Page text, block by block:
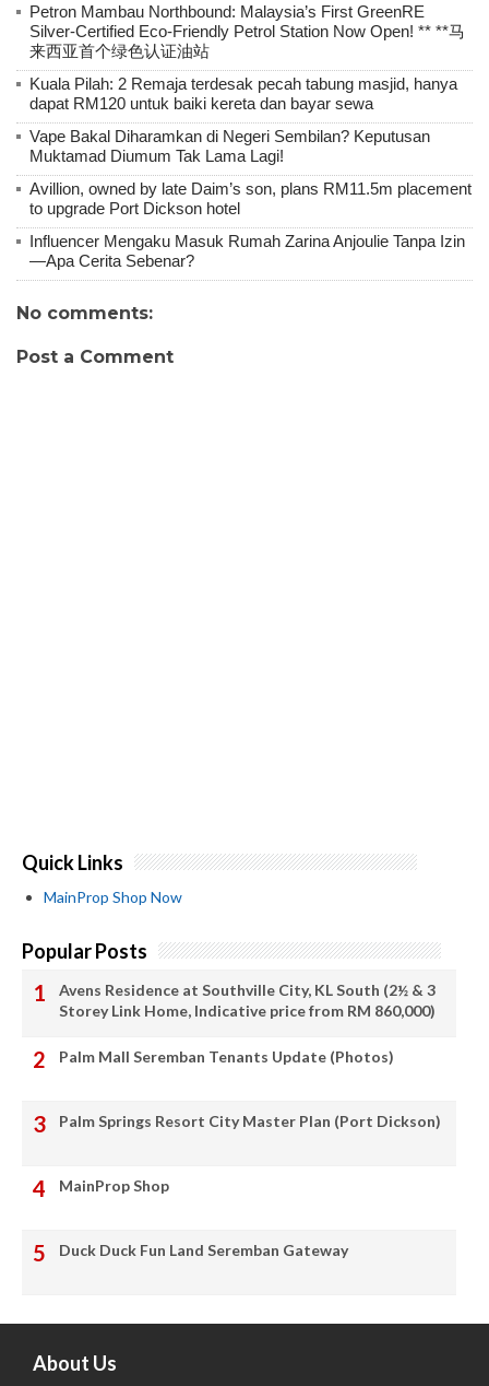
Petron Mambau Northbound: Malaysia’s First GreenRE
Silver-Certified Eco-Friendly Petrol Station Now Open! ** **马
来西亚首个绿色认证油站
Kuala Pilah: 2 Remaja terdesak pecah tabung masjid, hanya
dapat RM120 untuk baiki kereta dan bayar sewa
Vape Bakal Diharamkan di Negeri Sembilan? Keputusan
Muktamad Diumum Tak Lama Lagi!
Avillion, owned by late Daim’s son, plans RM11.5m placement
to upgrade Port Dickson hotel
Influencer Mengaku Masuk Rumah Zarina Anjoulie Tanpa Izin
—Apa Cerita Sebenar?
No comments:
Post a Comment
Quick Links
MainProp Shop Now
Popular Posts
Avens Residence at Southville City, KL South (2½ & 3
Storey Link Home, Indicative price from RM 860,000)
Palm Mall Seremban Tenants Update (Photos)
Palm Springs Resort City Master Plan (Port Dickson)
MainProp Shop
Duck Duck Fun Land Seremban Gateway
About Us